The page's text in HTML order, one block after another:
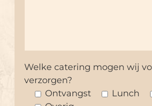
Welke catering mogen wij
verzorgen?
Ontvangst
Lunch